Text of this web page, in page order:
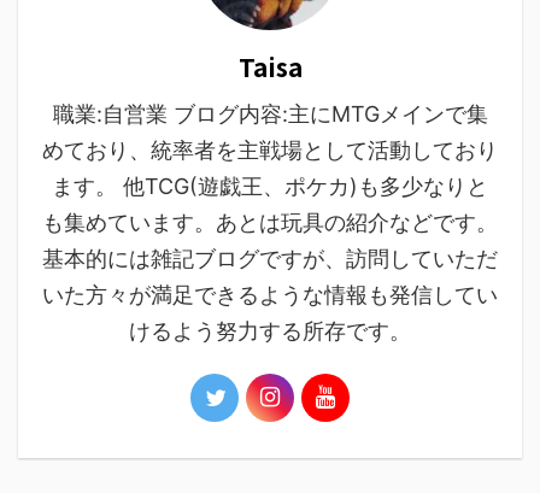
Taisa
職業:自営業 ブログ内容:主にMTGメインで集
めており、統率者を主戦場として活動しており
ます。 他TCG(遊戯王、ポケカ)も多少なりと
も集めています。あとは玩具の紹介などです。
基本的には雑記ブログですが、訪問していただ
いた方々が満足できるような情報も発信してい
けるよう努力する所存です。